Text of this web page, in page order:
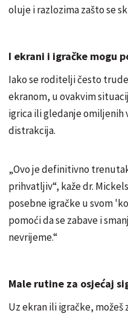
oluje i razlozima zašto se
I ekrani i igračke mogu
Iako se roditelji često
ekranom, u ovakvim
igrica ili gledanje omiljenih
distrakcija.
„Ovo je definitivno
prihvatljiv“, kaže dr.
posebne igračke u svom
pomoći da se zabave i
nevrijeme.“
Male rutine za osjećaj
Uz ekran ili igračke,